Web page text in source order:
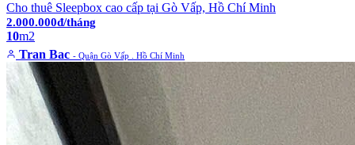
Cho thuê Sleepbox cao cấp tại Gò Vấp, Hồ Chí Minh
2.000.000đ/tháng
10m2
Tran Bac - Quận Gò Vấp . Hồ Chí Minh